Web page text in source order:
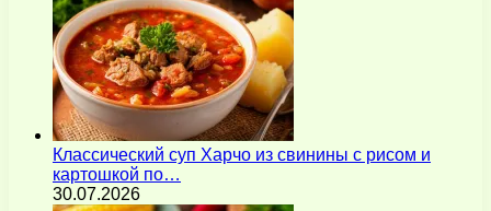
Классический суп Харчо из свинины с рисом и
картошкой по…
30.07.2026